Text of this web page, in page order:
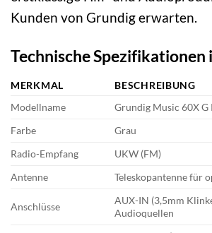
Kunden von Grundig erwarten.
Technische Spezifikationen
MERKMAL
BESCHREIBUNG
Modellname
Grundig Music 60X
Farbe
Grau
Radio-Empfang
UKW (FM)
Antenne
Teleskopantenne für
Anschlüsse
AUX-IN (3,5mm
Audioquellen